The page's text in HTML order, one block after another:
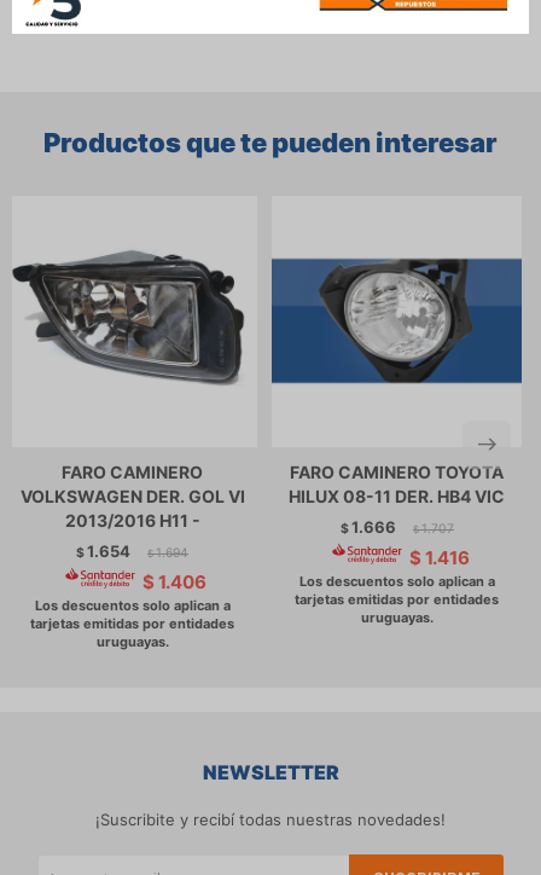
Productos que te pueden interesar
FARO CAMINERO
VOLKSWAGEN DER. GOL VI
2013/2016 H11 -
$1.654 $ 1.694
$ 1.406
FARO CAMINERO TOYOTA
HILUX 08-11 DER. HB4 VIC
$1.666 $ 1.707
$ 1.416
NEWSLETTER
¡Suscribite y recibí todas nuestras novedades!